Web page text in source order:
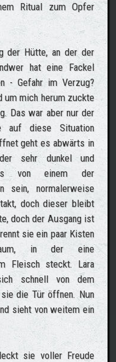
Ritual zum Opfer
der Hütte, an der der
hat eine Fackel
- Gefahr im Verzug?
um mich herum zuckte
Das war aber nur der
auf diese Situation
geht es abwärts in
sehr dunkel und
von einem der
sein, normalerweise
doch dieser bleibt
doch der Ausgang ist
sie ein paar Kisten
in der eine
Fleisch steckt. Lara
schnell von dem
die Tür öffnen. Nun
sieht von weitem ein
sie voller Freude